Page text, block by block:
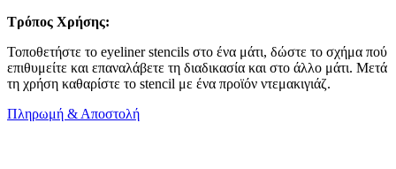
Τρόπος Χρήσης:
Τοποθετήστε το eyeliner stencils στο ένα μάτι, δώστε το σχήμα πού
επιθυμείτε και επαναλάβετε τη διαδικασία και στο άλλο μάτι. Μετά
τη χρήση καθαρίστε το stencil με ένα προϊόν ντεμακιγιάζ.
Πληρωμή & Αποστολή